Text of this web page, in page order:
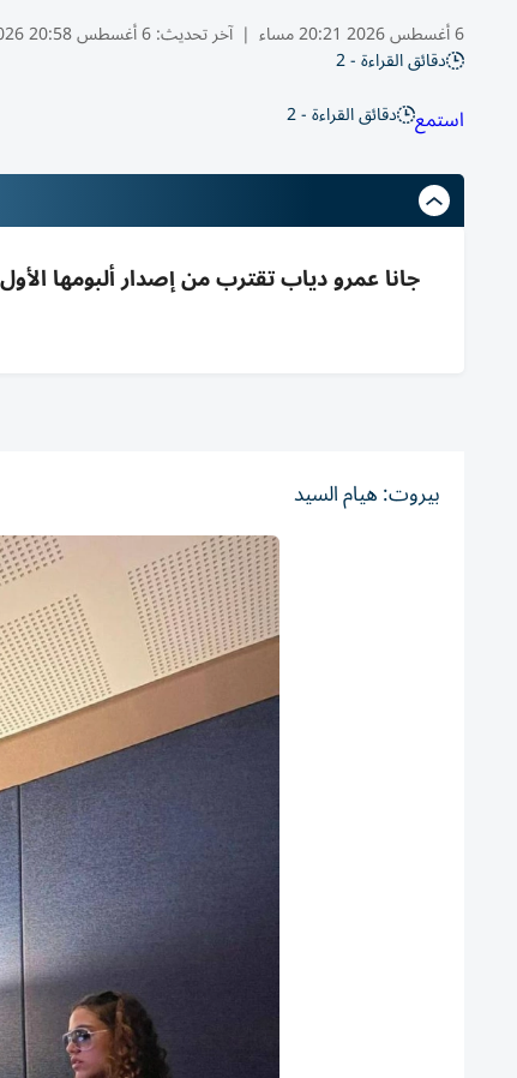
6 أغسطس 2026 20:21 مساء | آخر تحديث:6 أغسطس 20:58 2026
دقائق القراءة - 2
استمع دقائق القراءة - 2
جانا عمرو دياب تقترب من إصدار ألبومها
بيروت: هيام السيد